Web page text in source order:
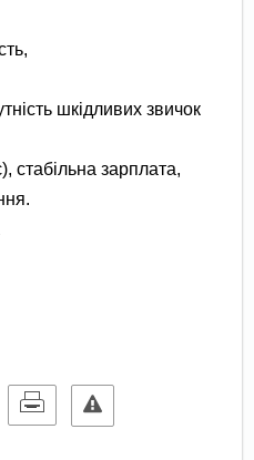
шкідливих звичок
стабільна зарплата,